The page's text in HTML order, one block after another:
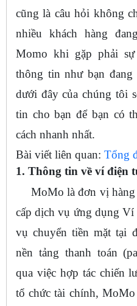
cũng là câu hỏi không
nhiều khách hàng
Momo khi gặp phải
thông tin như bạn
dưới đây của chúng tôi
tin cho bạn để bạn có
cách nhanh nhất.
Bài viết liên quan: Tổng
1. Thông tin về ví điện
MoMo là đơn vị hàng
cấp dịch vụ ứng dụng
vụ chuyển tiền mặt tại
nền tảng thanh toán
qua việc hợp tác chiến
tổ chức tài chính,